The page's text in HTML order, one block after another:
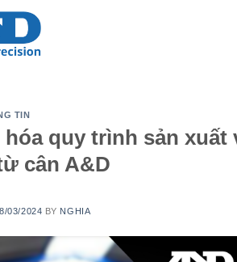
TIN
quy trình sản
cân A&D
03/2024 BY NGHIA